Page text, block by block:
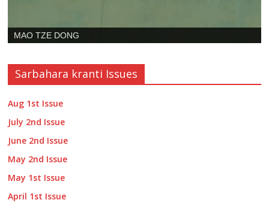
SHIBDAS GHOSH
Sarbahara kranti Issues
Aug 1st Issue
July 2nd Issue
June 2nd Issue
May 2nd Issue
May 1st Issue
April 1st Issue